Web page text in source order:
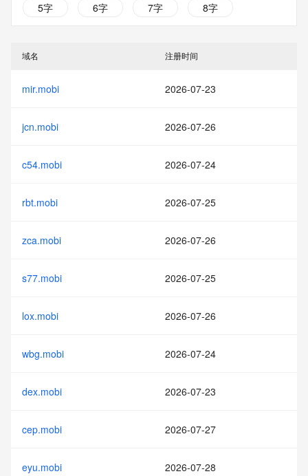
5字
6字 7字
8字
域名 注册时间
mir.mobi 2026-07-23
jcn.mobi 2026-07-26
c54.mobi 2026-07-24
rbt.mobi 2026-07-25
zca.mobi 2026-07-26
s77.mobi 2026-07-25
lox.mobi 2026-07-26
wbg.mobi 2026-07-24
dex.mobi 2026-07-23
cep.mobi 2026-07-27
eyu.mobi 2026-07-28